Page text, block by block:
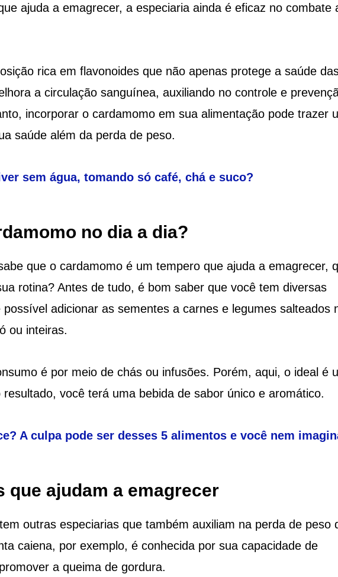
ajuda a emagrecer, a especiaria ainda é eficaz no combate
rica em flavonoides que não apenas protege a saúde
a circulação sanguínea, auxiliando no controle e
incorporar o cardamomo em sua alimentação pode trazer
saúde além da perda de peso.
sem água, tomando só café, chá e suco?
no dia a dia?
que o cardamomo é um tempero que ajuda a emagrecer,
rotina? Antes de tudo, é bom saber que você tem diversas
adicionar as sementes a carnes e legumes salteados
ou inteiras.
é por meio de chás ou infusões. Porém, aqui, o ideal é
você terá uma bebida de sabor único e aromático.
A culpa pode ser desses 5 alimentos e você nem
que ajudam a emagrecer
outras especiarias que também auxiliam na perda de peso
caiena, por exemplo, é conhecida por sua capacidade de
a queima de gordura.